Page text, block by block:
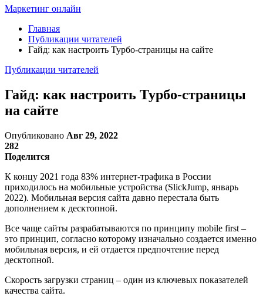
Маркетинг онлайн
Главная
Публикации читателей
Гайд: как настроить Турбо-страницы на сайте
Публикации читателей
Гайд: как настроить Турбо-страницы
на сайте
Опубликовано Авг 29, 2022
282
Поделится
К концу 2021 года 83% интернет-трафика в России
приходилось на мобильные устройства (SlickJump, январь
2022). Мобильная версия сайта давно перестала быть
дополнением к десктопной.
Все чаще сайты разрабатываются по принципу mobile first –
это принцип, согласно которому изначально создается именно
мобильная версия, и ей отдается предпочтение перед
десктопной.
Скорость загрузки страниц – один из ключевых показателей
качества сайта.